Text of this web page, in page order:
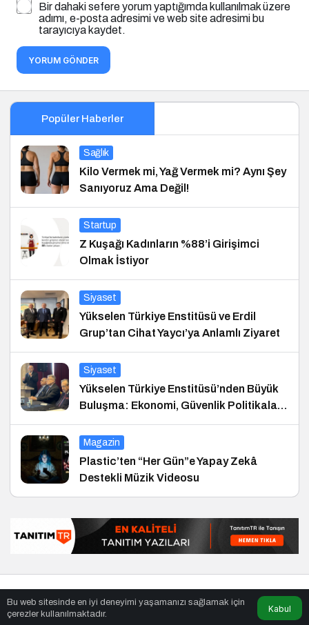
Bir dahaki sefere yorum yaptığımda kullanılmak üzere
adımı, e-posta adresimi ve web site adresimi bu
tarayıcıya kaydet.
YORUM GÖNDER
Popüler Haberler
Sağlık
Kilo Vermek mi, Yağ Vermek mi? Aynı Şey
Sanıyoruz Ama Değil!
Startup
Z Kuşağı Kadınların %88’i Girişimci
Olmak İstiyor
Siyaset
Yükselen Türkiye Enstitüsü ve Erdil
Grup’tan Cihat Yaycı’ya Anlamlı Ziyaret
Siyaset
Yükselen Türkiye Enstitüsü’nden Büyük
Buluşma: Ekonomi, Güvenlik Politikaları
ve Hukuk Konferansı
Magazin
Plastic’ten “Her Gün”e Yapay Zekâ
Destekli Müzik Videosu
Bu web sitesinde en iyi deneyimi yaşamanızı sağlamak için
çerezler kullanılmaktadır.
Kabul
en iyiler
listesi ,bihaber, sağlıklı